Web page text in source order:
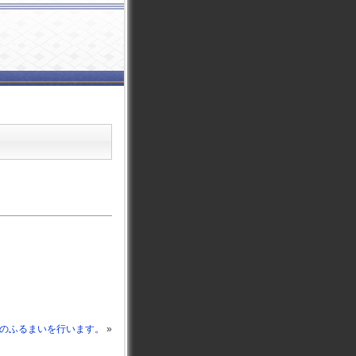
るまいを行います。 »